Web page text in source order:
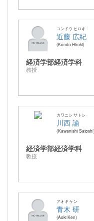
コンドウ ヒロキ
近藤 広紀
Kondo Hiroki
経済学部経済学科
教授
カワニシ サトシ
川西 諭
Kawanishi Satoshi
経済学部経済学科
教授
アオキ ケン
青木 研
Aoki Ken